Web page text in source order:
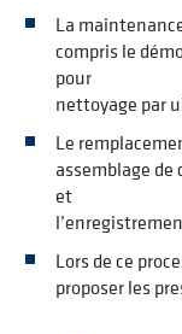
La
compris le
pour
nettoyage par
Le
assemblage
et
Lors de ce
proposer les